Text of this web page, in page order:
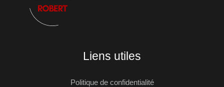
Liens utiles
Politique de confidentialité